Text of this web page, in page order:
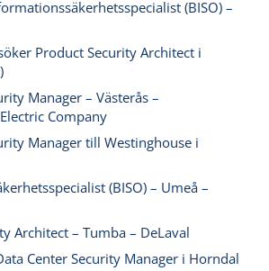
(BISO) –
Product Security Architect i
Manager – Västerås –
Company
Manager till Westinghouse i
(BISO) – Umeå –
Architect – Tumba – DeLaval
Center Security Manager i Horndal